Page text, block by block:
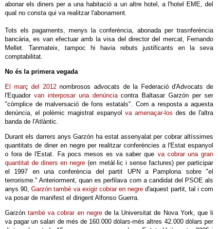
abonar els diners per a una habitació a un altre hotel, a l'hotel EME, del
qual no consta qui va realitzar l'abonament.
Tots els pagaments, menys la conferència, abonada per trasnferència
bancària, es van efectuar amb la visa del director del mercat, Fernando
Mellet. Tanmateix, tampoc hi havia rebuts justificants en la seva
comptabilitat.
No és la primera vegada
El març del 2012nombrosos advocats de la Federació d'Advocats de
l'Equador van interposar una denúnciacontra Baltasar Garzón per ser
"còmplice de malversació de fons estatals". Com a resposta a aquesta
denúncia, el polèmic magistrat espanyol va amenaçar-los des de l'altra
banda de l'Atlàntic.
Durant els darrers anys Garzón ha estat assenyalat per cobrar altíssimes
quantitats de diner en negre per realitzar conferències a l'Estat espanyol
o fora de l'Estat. Fa pocs mesos es va saber que va cobrar una gran
quantitat de diners en negre (en metàl·lic i sense factures) per participar
el 1997 en una conferència del partit UPN a Pamplona sobre "el
terrorisme." Anteriorment, quan es perfilava com a candidat del PSOE als
anys 90,Garzón també va exigir cobrar en negre d'aquest partit, tal i com
va posar de manifest el dirigent Alfonso Guerra.
Garzóntambé va cobrar en negrede la Universitat de Nova York, que li
va pagar un salari de més de 160.000 dòlars-més altres 42.000 dòlars per